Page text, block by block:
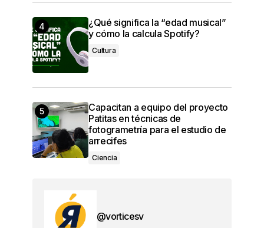
¿Qué significa la “edad musical”
y cómo la calcula Spotify?
Cultura
Capacitan a equipo del proyecto
Patitas en técnicas de
fotogrametría para el estudio de
arrecifes
Ciencia
@vorticesv